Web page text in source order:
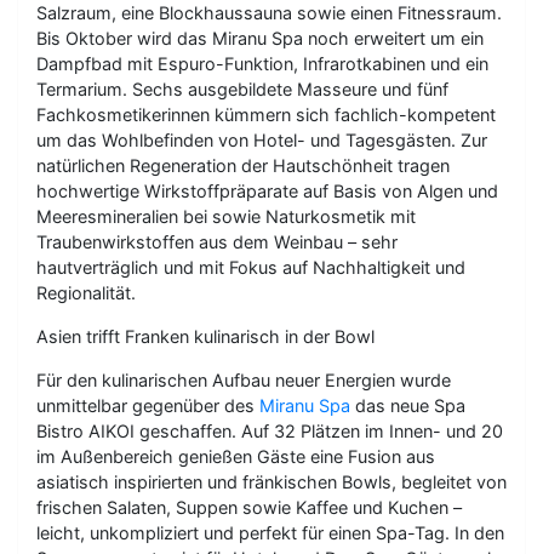
Salzraum, eine Blockhaussauna sowie einen Fitnessraum.
Bis Oktober wird das Miranu Spa noch erweitert um ein
Dampfbad mit Espuro-Funktion, Infrarotkabinen und ein
Termarium. Sechs ausgebildete Masseure und fünf
Fachkosmetikerinnen kümmern sich fachlich-kompetent
um das Wohlbefinden von Hotel- und Tagesgästen. Zur
natürlichen Regeneration der Hautschönheit tragen
hochwertige Wirkstoffpräparate auf Basis von Algen und
Meeresmineralien bei sowie Naturkosmetik mit
Traubenwirkstoffen aus dem Weinbau – sehr
hautverträglich und mit Fokus auf Nachhaltigkeit und
Regionalität.
Asien trifft Franken kulinarisch in der Bowl
Für den kulinarischen Aufbau neuer Energien wurde
unmittelbar gegenüber des Miranu Spa das neue Spa
Bistro AIKOI geschaffen. Auf 32 Plätzen im Innen- und 20
im Außenbereich genießen Gäste eine Fusion aus
asiatisch inspirierten und fränkischen Bowls, begleitet von
frischen Salaten, Suppen sowie Kaffee und Kuchen –
leicht, unkompliziert und perfekt für einen Spa-Tag. In den